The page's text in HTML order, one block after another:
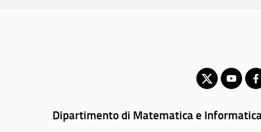
Dipartimento di Matematica e